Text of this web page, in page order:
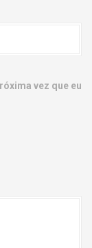
vez que eu